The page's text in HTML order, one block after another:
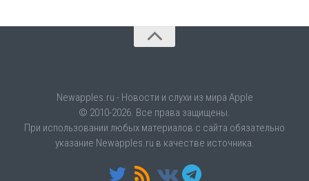
Newapples.ru - Новости и слухи из мира Apple
© 2010-2026. Все права защищены.
При использовании любых материалов с сайта обязательно
указание Newapples.ru в качестве источника.